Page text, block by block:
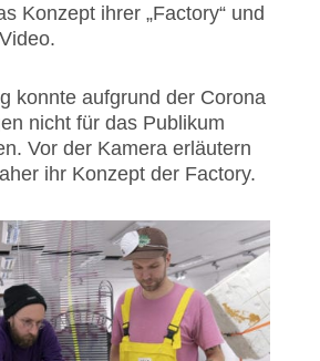
Konzept ihrer „Factory“ und
konnte aufgrund der Corona
nicht für das Publikum
Vor der Kamera erläutern
ihr Konzept der Factory.